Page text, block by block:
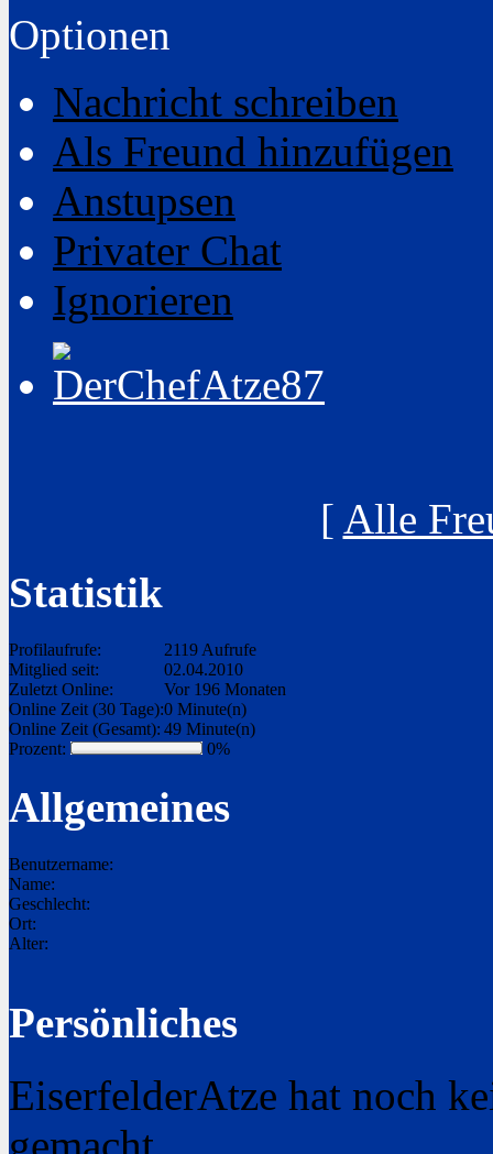
Optionen
Nachricht schreiben
Als Freund hinzufügen
Anstupsen
Privater Chat
Ignorieren
[ Alle
Statistik
Profilaufrufe:
2119 Aufrufe
Mitglied seit:
02.04.2010
Zuletzt Online:
Vor 196 Monaten
Online Zeit (30 Tage):0 Minute(n)
Online Zeit (Gesamt): 49 Minute(n)
Prozent:
0%
Allgemeines
Benutzername:
Name:
Geschlecht:
Ort:
Alter:
Persönliches
EiserfelderAtze hat noch